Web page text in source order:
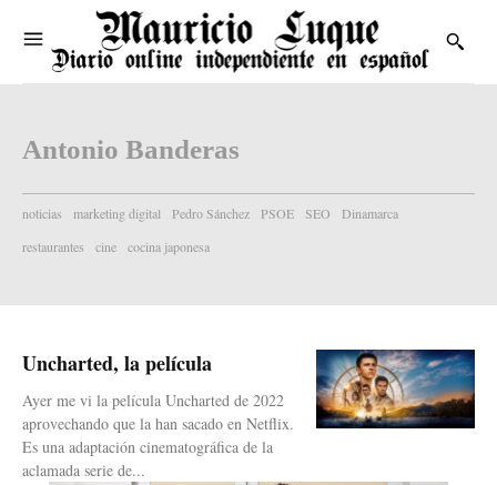
Antonio Banderas
noticias marketing digital Pedro Sánchez PSOE SEO
Dinamarca
restaurantes
cine cocina japonesa
Uncharted, la película
Ayer me vi la película Uncharted de 2022
aprovechando que la han sacado en Netflix.
Es una adaptación cinematográfica de la
aclamada serie de...